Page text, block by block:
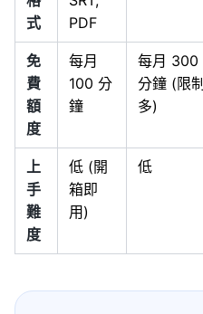
式
PDF
免
費
額
度
每月
100 分
鐘
每月 300
分鐘 (限制
多)
上
手
難
度
低 (開
箱即
用)
低